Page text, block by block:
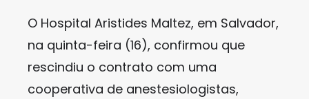
O Hospital Aristides Maltez, em Salvador,
na quinta-feira (16), confirmou que
rescindiu o contrato com uma
cooperativa de anestesiologistas,